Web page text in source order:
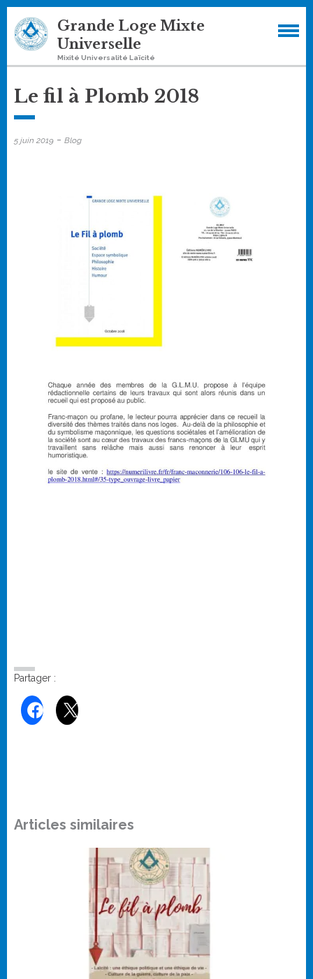
Skip
to
content
Grande Loge Mixte
Universelle
Mixité Universalité Laïcité
Le fil à Plomb 2018
5 juin 2019 - Blog
Partager :
Articles similaires